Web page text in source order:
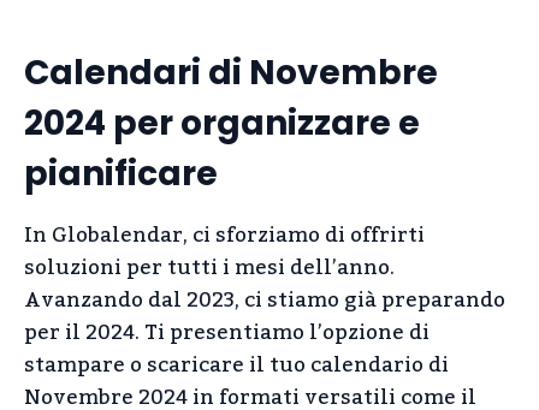
Calendari di Novembre
2024 per organizzare e
pianificare
In Globalendar, ci sforziamo di offrirti
soluzioni per tutti i mesi dell’anno.
Avanzando dal 2023, ci stiamo già preparando
per il 2024. Ti presentiamo l’opzione di
stampare o scaricare il tuo calendario di
Novembre 2024 in formati versatili come il